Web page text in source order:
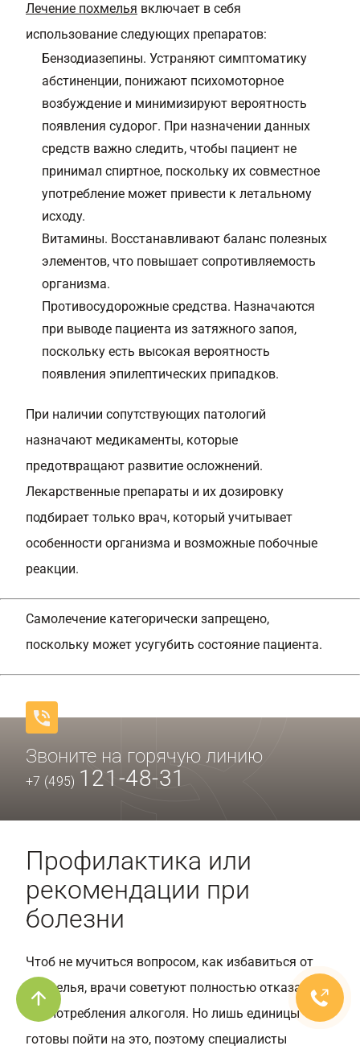
Лечение похмелья включает в себя
использование следующих препаратов:
Бензодиазепины. Устраняют симптоматику
абстиненции, понижают психомоторное
возбуждение и минимизируют вероятность
появления судорог. При назначении данных
средств важно следить, чтобы пациент не
принимал спиртное, поскольку их совместное
употребление может привести к летальному
исходу.
Витамины. Восстанавливают баланс полезных
элементов, что повышает сопротивляемость
организма.
Противосудорожные средства. Назначаются
при выводе пациента из затяжного запоя,
поскольку есть высокая вероятность
появления эпилептических припадков.
При наличии сопутствующих патологий
назначают медикаменты, которые
предотвращают развитие осложнений.
Лекарственные препараты и их дозировку
подбирает только врач, который учитывает
особенности организма и возможные побочные
реакции.
Самолечение категорически запрещено,
поскольку может усугубить состояние пациента.
Звоните на горячую линию
+7 (495) 121-48-31
Профилактика или
рекомендации при
болезни
Чтоб не мучиться вопросом, как избавиться от
похмелья, врачи советуют полностью отказаться
от употребления алкоголя. Но лишь единицы
готовы пойти на это, поэтому специалисты